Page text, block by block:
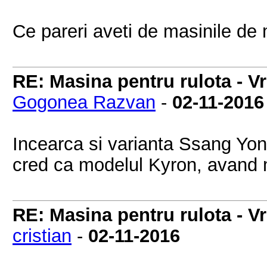
Ce pareri aveti de masinile de
RE: Masina pentru rulota -
Gogonea Razvan - 02-11-2016
Incearca si varianta Ssang
cred ca modelul Kyron, avand
RE: Masina pentru rulota -
cristian - 02-11-2016